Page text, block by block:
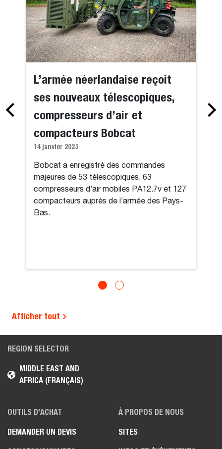
L’armée néerlandaise reçoit
ses nouveaux télescopiques,
compresseurs d’air et
compacteurs Bobcat
14 janvier 2025
Bobcat a enregistré des commandes
majeures de 53 télescopiques, 63
compresseurs d’air mobiles PA12.7v et 127
compacteurs auprès de l’armée des Pays-
Bas.
Afficher tout
REGION SELECTOR
MIDDLE EAST AND
AFRICA (FRANÇAIS)
OUTILS D’ACHAT
DEMANDER UN DEVIS
À PROPOS DE NOUS
SITES